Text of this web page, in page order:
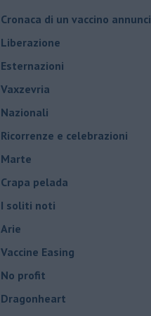
​Cronaca di un vaccino
​Liberazione
Esternazioni
Vaxzevria
Nazionali
​Ricorrenze e celebrazioni
Marte
​Crapa pelada
​I soliti noti
Arie
​Vaccine Easing
No profit
Dragonheart